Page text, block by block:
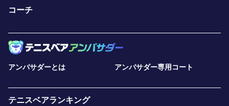
コーチ
アンバサダーとは アンバサダー専用コート
テニスベアランキング